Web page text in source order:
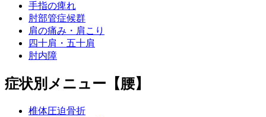
手指の痺れ
肘部管症候群
肩の痛み・肩こり
四十肩・五十肩
肘内障
症状別メニュー【腰】
椎体圧迫骨折